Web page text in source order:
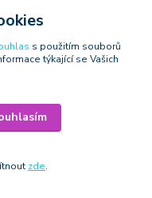
souhlasu nelze používat
rychle.cz
s použitím souborů
týkající se Vašich
zde.